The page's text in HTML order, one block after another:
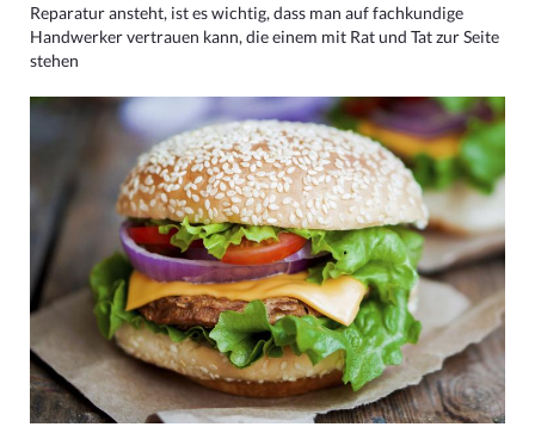
Reparatur ansteht, ist es wichtig, dass man auf fachkundige
Handwerker vertrauen kann, die einem mit Rat und Tat zur Seite
stehen